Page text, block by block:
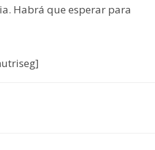
Habrá que esperar para